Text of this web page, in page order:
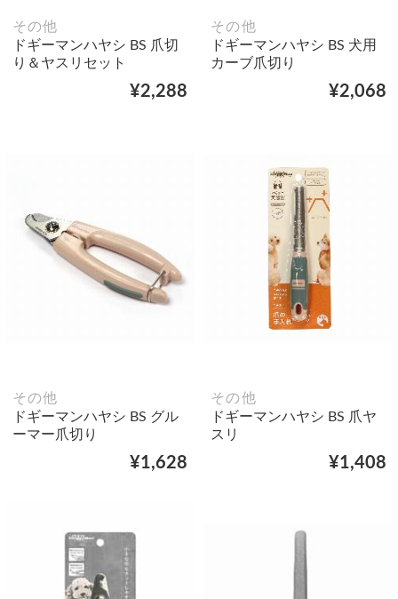
その他
ドギーマンハヤシ BS 爪切
り＆ヤスリセット
¥2,288
その他
ドギーマンハヤシ BS 犬用
カーブ爪切り
¥2,068
その他
ドギーマンハヤシ BS グル
ーマー爪切り
¥1,628
その他
ドギーマンハヤシ BS 爪ヤ
スリ
¥1,408